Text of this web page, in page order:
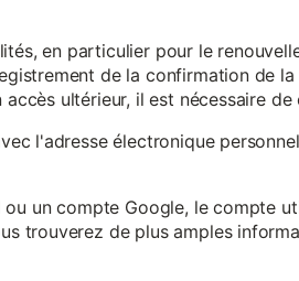
en particulier pour le
de la confirmation de
ultérieur, il est nécessaire
l'adresse électronique
un compte Google, le compte
trouverez de plus amples